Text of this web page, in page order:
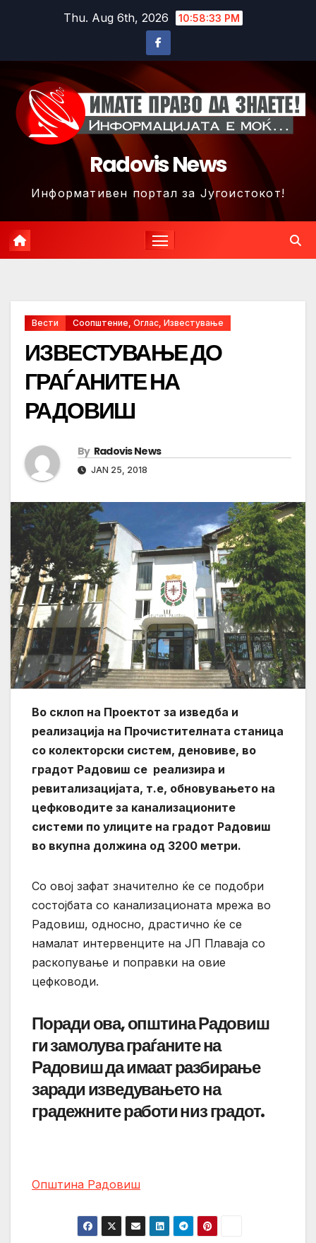
Thu. Aug 6th, 2026 10:58:36 PM
Radovis News
Информативен портал за Југоистокот!
Вести Соопштение, Оглас, Известување
ИЗВЕСТУВАЊЕ ДО
ГРАЃАНИТЕ НА
РАДОВИШ
By Radovis News
JAN 25, 2018
Во склоп на Проектот за изведба и
реализација на Прочистителната станица
со колекторски систем, деновиве, во
градот Радовиш се реализира и
ревитализацијата, т.е, обновувањето на
цефководите за канализационите
системи по улиците на градот Радовиш
во вкупна должина од 3200 метри.
Со овој зафат значително ќе се подобри
состојбата со канализационата мрежа во
Радовиш, односно, драстично ќе се
намалат интервенците на ЈП Плаваја со
раскопување и поправки на овие
цефководи.
Поради ова, општина Радовиш
ги замолува граѓаните на
Радовиш да имаат разбирање
заради изведувањето на
градежните работи низ градот.
Општина Радовиш